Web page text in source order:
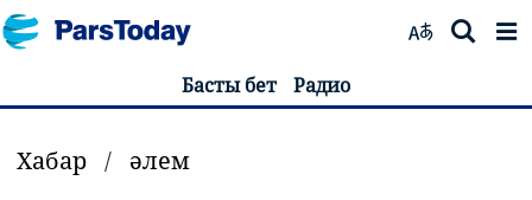
Басты бет Радио
Хабар / әлем